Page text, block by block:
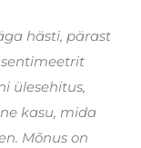
hästi, pärast
ülesehitus,
kasu, mida
Mõnus on